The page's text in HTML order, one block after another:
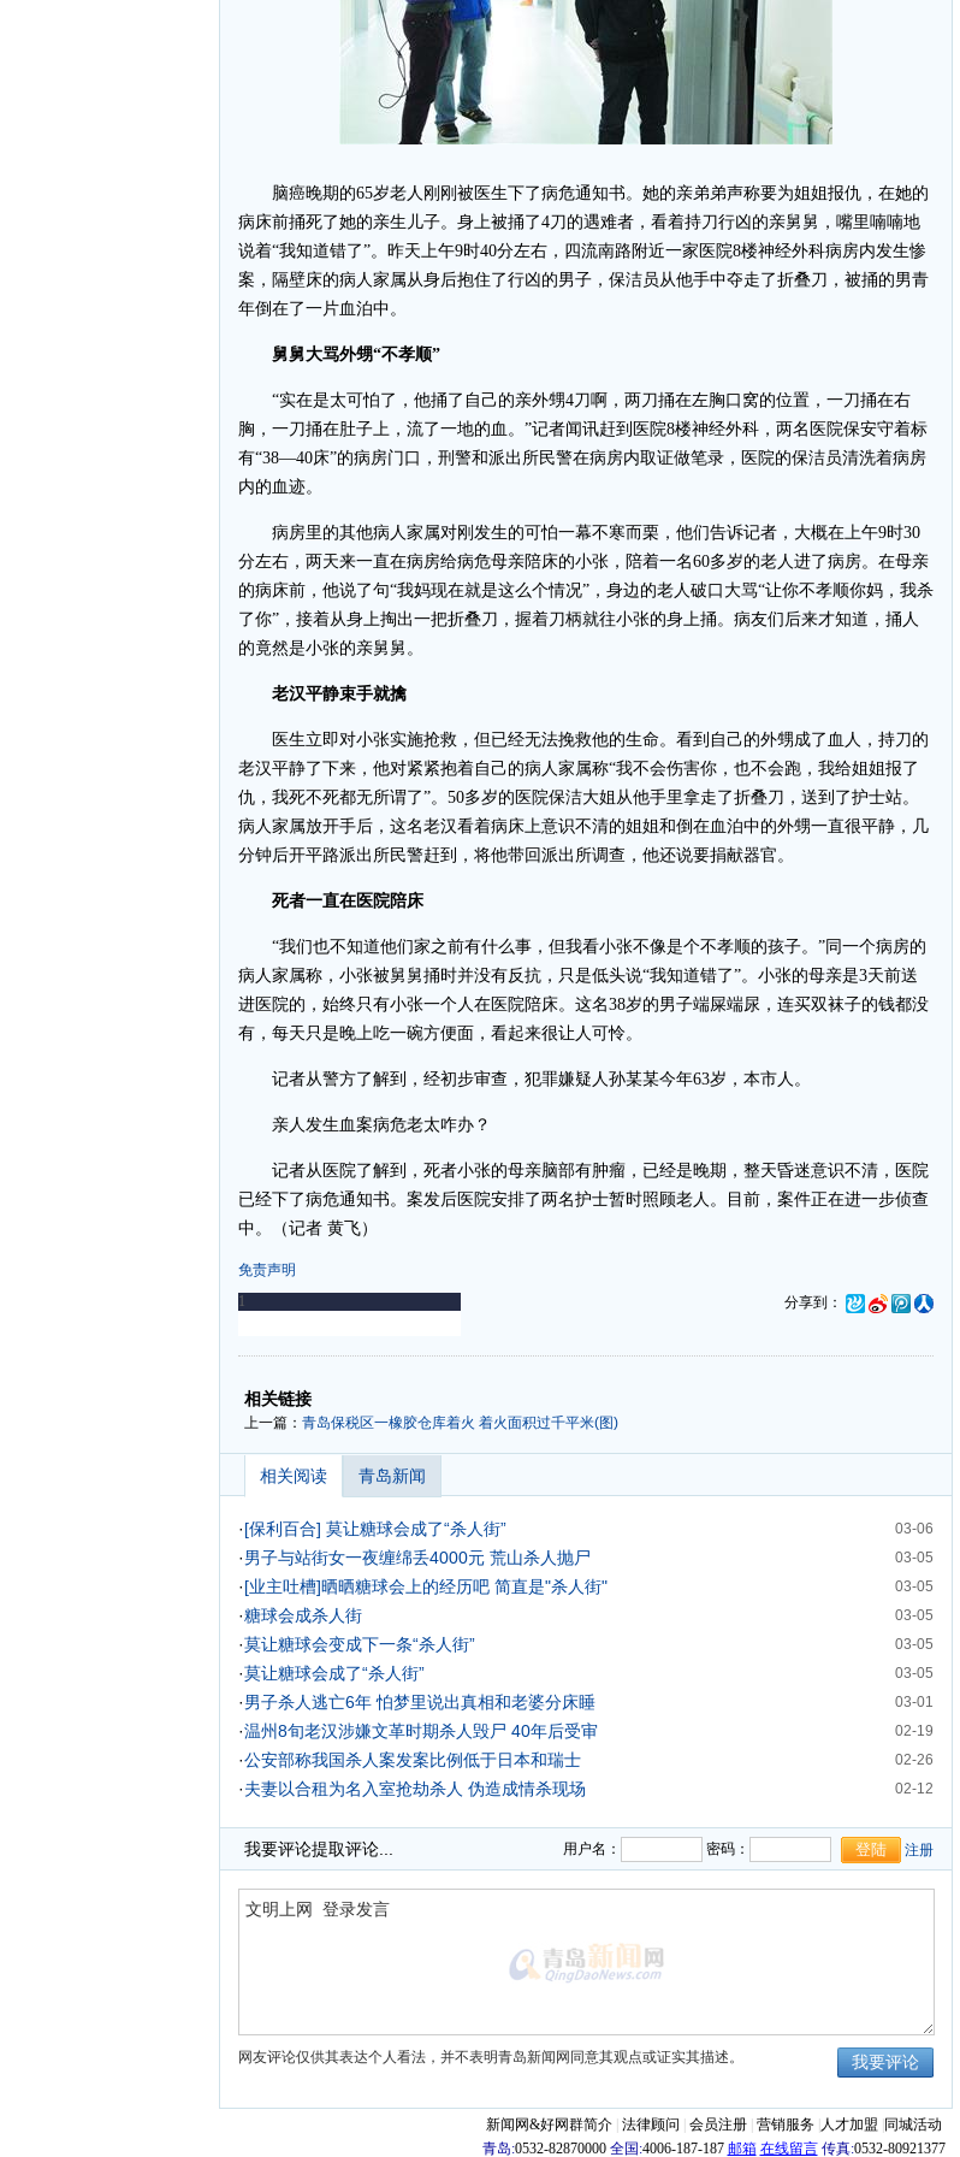
脑癌晚期的65岁老人刚刚被医生下了病危通知书。她的亲弟弟声称要为姐姐报仇，在她的
病床前捅死了她的亲生儿子。身上被捅了4刀的遇难者，看着持刀行凶的亲舅舅，嘴里喃喃地
说着“我知道错了”。昨天上午9时40分左右，四流南路附近一家医院8楼神经外科病房内发生惨
案，隔壁床的病人家属从身后抱住了行凶的男子，保洁员从他手中夺走了折叠刀，被捅的男青
年倒在了一片血泊中。
舅舅大骂外甥“不孝顺”
“实在是太可怕了，他捅了自己的亲外甥4刀啊，两刀捅在左胸口窝的位置，一刀捅在右
胸，一刀捅在肚子上，流了一地的血。”记者闻讯赶到医院8楼神经外科，两名医院保安守着标
有“38—40床”的病房门口，刑警和派出所民警在病房内取证做笔录，医院的保洁员清洗着病房
内的血迹。
病房里的其他病人家属对刚发生的可怕一幕不寒而栗，他们告诉记者，大概在上午9时30
分左右，两天来一直在病房给病危母亲陪床的小张，陪着一名60多岁的老人进了病房。在母亲
的病床前，他说了句“我妈现在就是这么个情况”，身边的老人破口大骂“让你不孝顺你妈，我杀
了你”，接着从身上掏出一把折叠刀，握着刀柄就往小张的身上捅。病友们后来才知道，捅人
的竟然是小张的亲舅舅。
老汉平静束手就擒
医生立即对小张实施抢救，但已经无法挽救他的生命。看到自己的外甥成了血人，持刀的
老汉平静了下来，他对紧紧抱着自己的病人家属称“我不会伤害你，也不会跑，我给姐姐报了
仇，我死不死都无所谓了”。50多岁的医院保洁大姐从他手里拿走了折叠刀，送到了护士站。
病人家属放开手后，这名老汉看着病床上意识不清的姐姐和倒在血泊中的外甥一直很平静，几
分钟后开平路派出所民警赶到，将他带回派出所调查，他还说要捐献器官。
死者一直在医院陪床
“我们也不知道他们家之前有什么事，但我看小张不像是个不孝顺的孩子。”同一个病房的
病人家属称，小张被舅舅捅时并没有反抗，只是低头说“我知道错了”。小张的母亲是3天前送
进医院的，始终只有小张一个人在医院陪床。这名38岁的男子端屎端尿，连买双袜子的钱都没
有，每天只是晚上吃一碗方便面，看起来很让人可怜。
记者从警方了解到，经初步审查，犯罪嫌疑人孙某某今年63岁，本市人。
亲人发生血案病危老太咋办？
记者从医院了解到，死者小张的母亲脑部有肿瘤，已经是晚期，整天昏迷意识不清，医院
已经下了病危通知书。案发后医院安排了两名护士暂时照顾老人。目前，案件正在进一步侦查
中。（记者 黄飞）
免责声明
分享到：
-
相关链接
上一篇： 青岛保税区一橡胶仓库着火 着火面积过千平米(图)
相关阅读 青岛新闻
03-06
·[保利百合] 莫让糖球会成了“杀人街”
03-05
·男子与站街女一夜缠绵丢4000元 荒山杀人抛尸
03-05
·[业主吐槽]晒晒糖球会上的经历吧 简直是"杀人街"
03-05
·糖球会成杀人街
03-05
·莫让糖球会变成下一条“杀人街”
03-05
·莫让糖球会成了“杀人街”
03-01
·男子杀人逃亡6年 怕梦里说出真相和老婆分床睡
02-19
·温州8旬老汉涉嫌文革时期杀人毁尸 40年后受审
02-26
·公安部称我国杀人案发案比例低于日本和瑞士
02-12
·夫妻以合租为名入室抢劫杀人 伪造成情杀现场
我要评论提取评论... 用户名： 密码： 注册
网友评论仅供其表达个人看法，并不表明青岛新闻网同意其观点或证实其描述。